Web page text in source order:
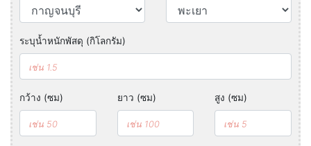
ระบุน้ำหนักพัสดุ (กิโลกรัม)
กว้าง (ซม) ยาว (ซม) สูง (ซม)